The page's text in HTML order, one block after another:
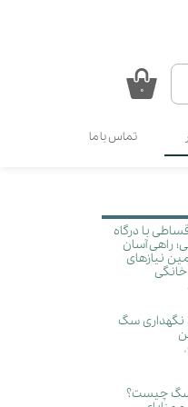
۰
تماس با ما
با درگاه
راهی آسان
نیازهای
نگهداری سگ
چیست؟